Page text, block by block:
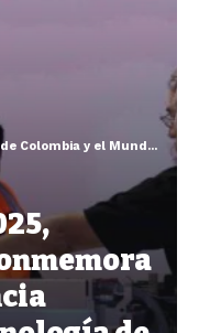
Colombia Mundo - Principales Noticias de Colombia y el Mundo Hoy